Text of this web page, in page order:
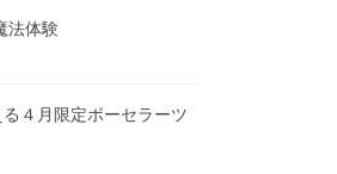
法体験
４月限定ポーセラーツ